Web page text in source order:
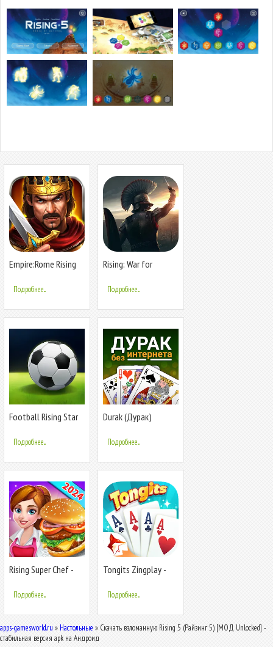
Empire:Rome Rising
Подробнее...
Rising: War for
Подробнее...
Football Rising Star
Подробнее...
Durak (Дурак)
Подробнее...
Rising Super Chef -
Подробнее...
Tongits Zingplay -
Подробнее...
apps-gamesworld.ru » Настольные » Скачать взломанную Rising 5 (Райзинг 5) [МОД Unlocked] -
стабильная версия apk на Андроид